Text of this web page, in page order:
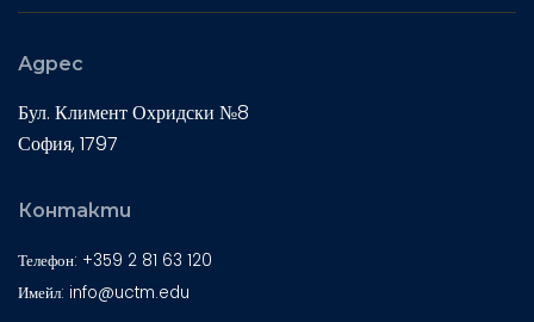
Адрес
Бул. Климент Охридски №8
София, 1797
Контакти
Телефон: +359 2 81 63 120
Имейл: info@uctm.edu